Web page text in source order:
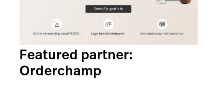
Featured partner:
Orderchamp